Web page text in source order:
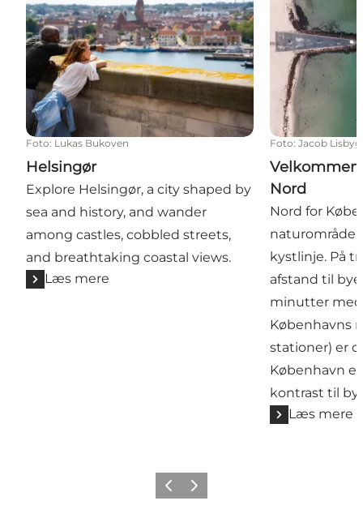
Foto: Lukas Bukoven
Helsingør
Explore Helsingør, a city shaped by
sea and history, and wander
among castles, cobbled streets,
and breathtaking coastal views.
Læs mere
Foto: Jacob
Nord
Nord for
kystlinje. På
afstand til
minutter med
Københavns
stationer) er
København
kontrast til
Læs mere
ForrigeNæste